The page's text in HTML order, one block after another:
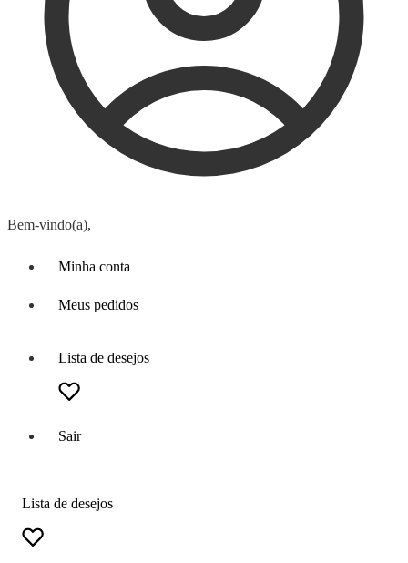
Bem-vindo(a),
Minha conta
Meus pedidos
Lista de desejos
Sair
Lista de desejos